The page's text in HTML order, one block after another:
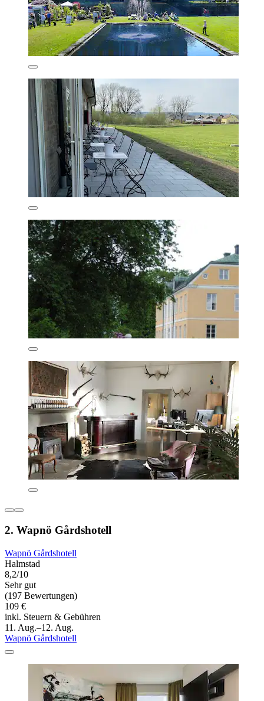
2. Wapnö Gårdshotell
Wapnö Gårdshotell
Halmstad
8,2/10
Sehr gut
(197 Bewertungen)
109 €
inkl. Steuern & Gebühren
11. Aug.–12. Aug.
Wapnö Gårdshotell